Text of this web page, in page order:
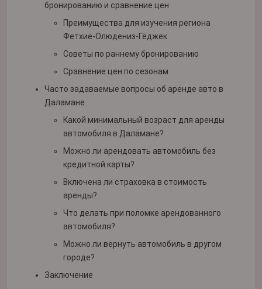
бронированию и сравнение цен
Преимущества для изучения региона
Фетхие-Олюдениз-Гёджек
Советы по раннему бронированию
Сравнение цен по сезонам
Часто задаваемые вопросы об аренде авто в
Даламане
Какой минимальный возраст для аренды
автомобиля в Даламане?
Можно ли арендовать автомобиль без
кредитной карты?
Включена ли страховка в стоимость
аренды?
Что делать при поломке арендованного
автомобиля?
Можно ли вернуть автомобиль в другом
городе?
Заключение